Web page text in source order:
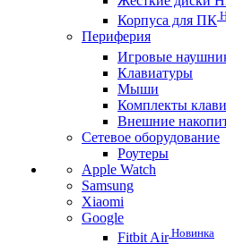
Корпуса для ПК
Периферия
Игровые
Клавиатуры
Мыши
Комплекты
Внешние
Сетевое оборудование
Роутеры
Apple Watch
Samsung
Xiaomi
Google
Fitbit AirНовинка